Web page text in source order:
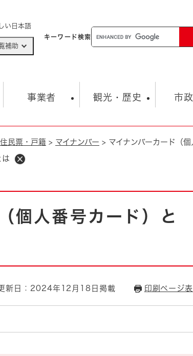
い日本語
補助
キーワード検索
て
生活 生涯学習・スポーツ
事業者
入札・契約情報 まちづくり・
環境 福祉・介護
観光・歴史
観光スポット
市
市の概要 総合計画
市政 職員採用情報
市役所・施設の案内
オープンデータ
住民票・戸籍 > マイナンバー > マイナンバーカード（
は
個人番号カード）と
新日：2024年12月18日掲載 印刷ページ